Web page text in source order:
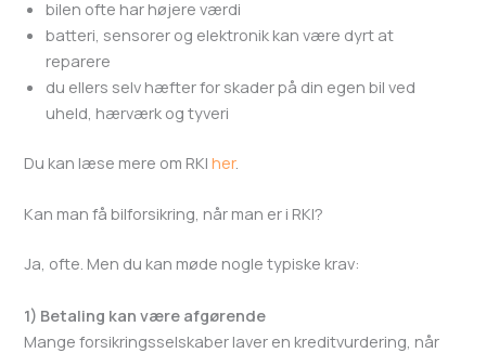
bilen ofte har højere værdi
batteri, sensorer og elektronik kan være dyrt at
reparere
du ellers selv hæfter for skader på din egen bil ved
uheld, hærværk og tyveri
Du kan læse mere om RKIher.
Kan man få bilforsikring, når man er i RKI?
Ja, ofte. Men du kan møde nogle typiske krav:
1) Betaling kan være afgørende
Mange forsikringsselskaber laver en kreditvurdering, når